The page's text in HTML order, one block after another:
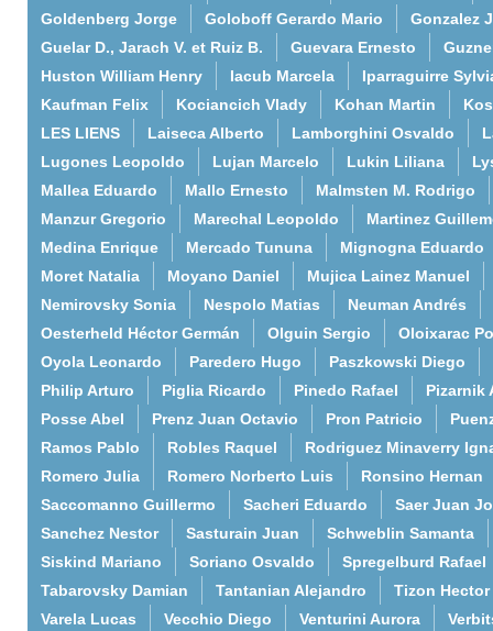
Goldenberg Jorge
Goloboff Gerardo Mario
Gonzalez
Guelar D., Jarach V. et Ruiz B.
Guevara Ernesto
Huston William Henry
Iacub Marcela
Iparraguirre
Kaufman Felix
Kociancich Vlady Kohan Martin
LES LIENS
Laiseca Alberto Lamborghini Osvaldo
Lugones Leopoldo
Lujan Marcelo Lukin Liliana
Mallea Eduardo
Mallo Ernesto
Malmsten M. Rodrigo
Manzur Gregorio
Marechal Leopoldo
Martinez
Medina Enrique
Mercado Tununa
Mignogna Eduardo
Moret Natalia
Moyano Daniel
Mujica Lainez Manuel
Nemirovsky Sonia
Nespolo Matias
Neuman Andrés
Oesterheld Héctor Germán
Olguin Sergio
Oloixarac
Oyola Leonardo
Paredero Hugo
Paszkowski Diego
Philip Arturo
Piglia Ricardo Pinedo Rafael
Pizarnik
Posse Abel
Prenz Juan Octavio Pron Patricio
Ramos Pablo
Robles Raquel
Rodriguez Minaverry
Romero Julia
Romero Norberto Luis
Ronsino Hernan
Saccomanno Guillermo
Sacheri Eduardo
Saer Juan
Sanchez Nestor
Sasturain Juan
Schweblin Samanta
Siskind Mariano
Soriano Osvaldo
Spregelburd Rafael
Tabarovsky Damian
Tantanian Alejandro
Tizon Hector
Varela Lucas
Vecchio Diego Venturini Aurora